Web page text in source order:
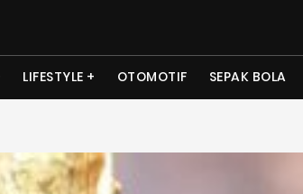
LIFESTYLE OTOMOTIF SEPAK BOLA